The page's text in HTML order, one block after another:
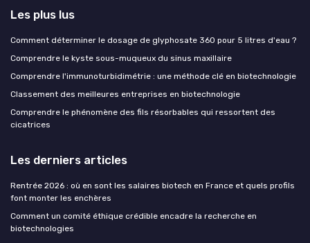
Les plus lus
Comment déterminer le dosage de glyphosate 360 pour 5 litres d'eau ?
Comprendre le kyste sous-muqueux du sinus maxillaire
Comprendre l'immunoturbidimétrie : une méthode clé en biotechnologie
Classement des meilleures entreprises en biotechnologie
Comprendre le phénomène des fils résorbables qui ressortent des
cicatrices
Les derniers articles
Rentrée 2026 : où en sont les salaires biotech en France et quels profils
font monter les enchères
Comment un comité éthique crédible encadre la recherche en
biotechnologies